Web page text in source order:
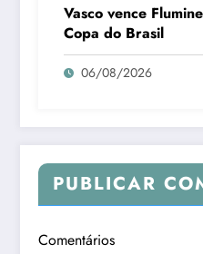
Vasco vence
Copa do Brasil
06/08/2026
PUBLICAR
Comentários